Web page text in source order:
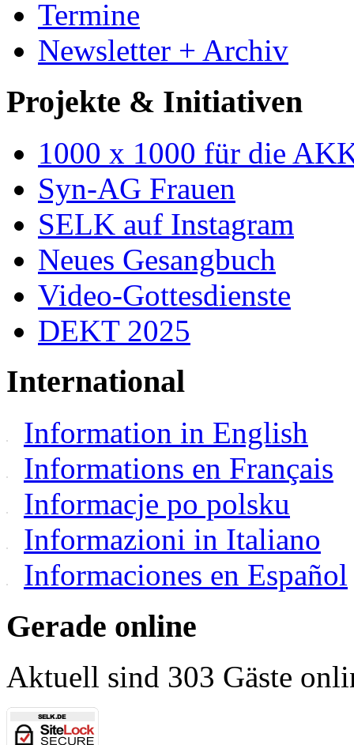
Termine
Newsletter + Archiv
Projekte & Initiativen
1000 x 1000 für die
Syn-AG Frauen
SELK auf Instagram
Neues Gesangbuch
Video-Gottesdienste
DEKT 2025
International
Information in English
Informations en Français
Informacje po polsku
Informazioni in Italiano
Informaciones en Español
Gerade online
Aktuell sind 303 Gäste